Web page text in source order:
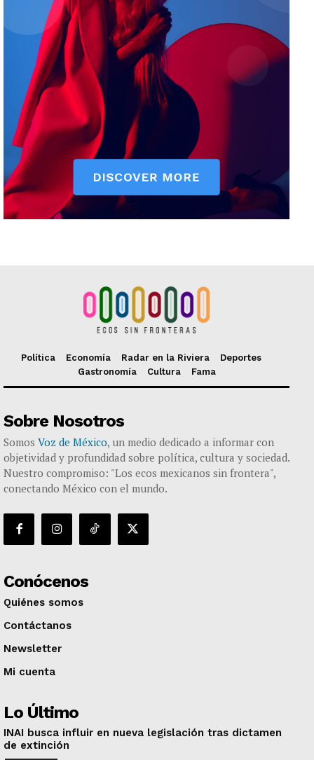
Política Economía Radar en la Riviera
Deportes
Gastronomía
Cultura Fama
Sobre Nosotros
Somos Voz de México, un medio dedicado a informar con
objetividad y profundidad sobre política, cultura y sociedad.
Nuestro compromiso: "Los ecos mexicanos sin frontera",
conectando México con el mundo.
Conócenos
Quiénes somos
Contáctanos
Newsletter
Mi cuenta
Lo Último
INAI busca influir en nueva legislación tras dictamen
de extinción